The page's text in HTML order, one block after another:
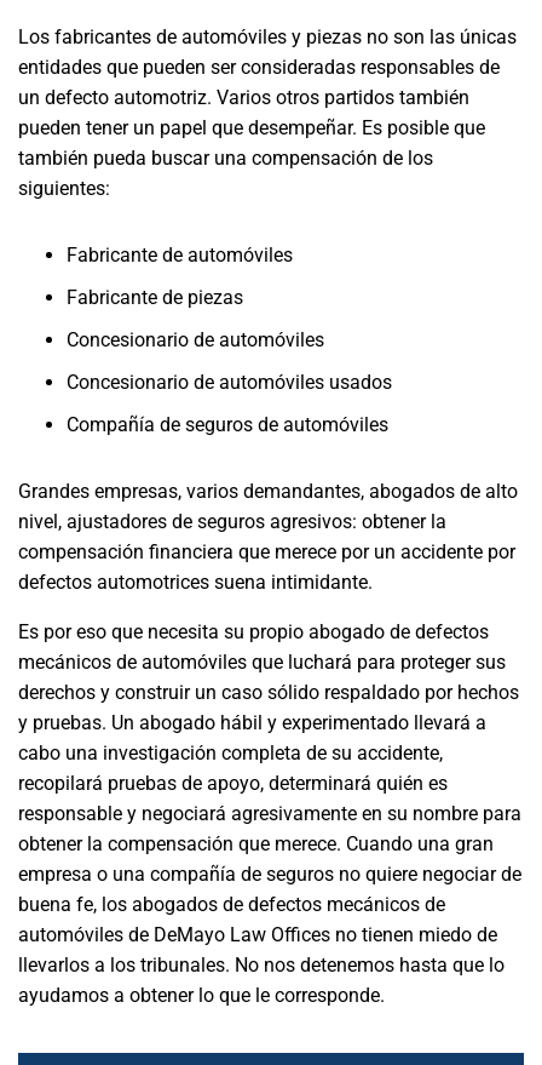
Los fabricantes de automóviles y piezas no son las únicas
entidades que pueden ser consideradas responsables de
un defecto automotriz. Varios otros partidos también
pueden tener un papel que desempeñar. Es posible que
también pueda buscar una compensación de los
siguientes:
Fabricante de automóviles
Fabricante de piezas
Concesionario de automóviles
Concesionario de automóviles usados
Compañía de seguros de automóviles
Grandes empresas, varios demandantes, abogados de alto
nivel, ajustadores de seguros agresivos: obtener la
compensación financiera que merece por un accidente por
defectos automotrices suena intimidante.
Es por eso que necesita su propio abogado de defectos
mecánicos de automóviles que luchará para proteger sus
derechos y construir un caso sólido respaldado por hechos
y pruebas. Un abogado hábil y experimentado llevará a
cabo una investigación completa de su accidente,
recopilará pruebas de apoyo, determinará quién es
responsable y negociará agresivamente en su nombre para
obtener la compensación que merece. Cuando una gran
empresa o una compañía de seguros no quiere negociar de
buena fe, los abogados de defectos mecánicos de
automóviles de DeMayo Law Offices no tienen miedo de
llevarlos a los tribunales. No nos detenemos hasta que lo
ayudamos a obtener lo que le corresponde.